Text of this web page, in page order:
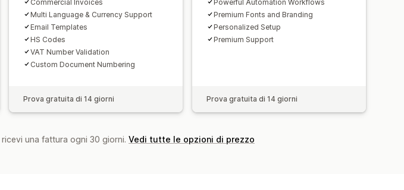
Commercial Invoices
Multi Language & Currency Support
Email Templates
HS Codes
VAT Number Validation
Custom Document Numbering
Prova gratuita di 14 giorni
Powerful Automation Workflows
Premium Fonts and Branding
Personalized Setup
Premium Support
Prova gratuita di 14 giorni
una fattura ogni 30 giorni. Vedi tutte le opzioni di prezzo